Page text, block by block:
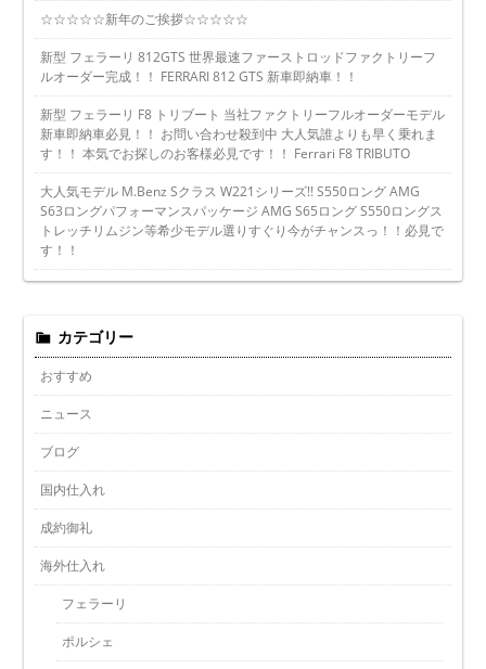
☆☆☆☆☆新年のご挨拶☆☆☆☆☆
新型 フェラーリ 812GTS 世界最速ファーストロッドファクトリーフ
ルオーダー完成！！ FERRARI 812 GTS 新車即納車！！
新型 フェラーリ F8 トリブート 当社ファクトリーフルオーダーモデル
新車即納車必見！！ お問い合わせ殺到中 大人気誰よりも早く乗れま
す！！ 本気でお探しのお客様必見です！！ Ferrari F8 TRIBUTO
大人気モデル M.Benz Sクラス W221シリーズ!! S550ロング AMG
S63ロングパフォーマンスパッケージ AMG S65ロング S550ロングス
トレッチリムジン等希少モデル選りすぐり今がチャンスっ！！必見で
す！！
カテゴリー
おすすめ
ニュース
ブログ
国内仕入れ
成約御礼
海外仕入れ
フェラーリ
ポルシェ